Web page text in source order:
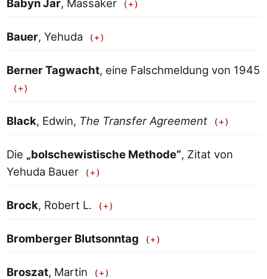
Babyn Jar, Massaker
Bauer, Yehuda
Berner Tagwacht, eine Falschmeldung von 1945
Black, Edwin, The Transfer Agreement
Die „bolschewistische Methode“, Zitat von
Yehuda Bauer
Brock, Robert L.
Bromberger Blutsonntag
Broszat, Martin